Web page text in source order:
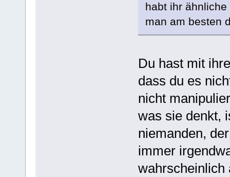
habt ihr
man am besten
Du hast mit
dass du es
nicht
was sie denkt,
niemanden,
immer
wahrscheinlich